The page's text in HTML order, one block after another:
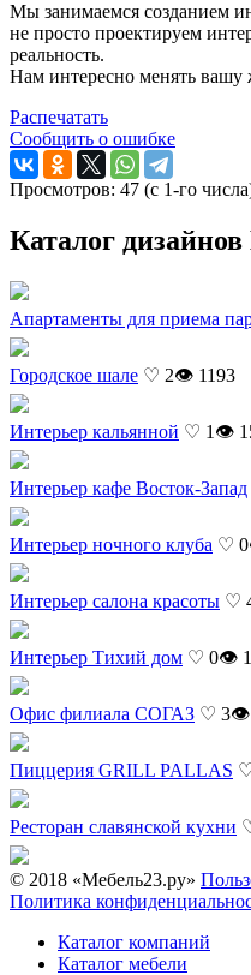
Мы занимаемся созданием
не просто проектируем
реальность.
Нам интересно менять вашу
Распечатать
Сообщить о ошибке
Просмотров: 47 (с 1-го
Каталог
Апартаменты для приема
Городское шале ♡ 2👁 1193
Интерьер кальянной ♡ 1 👁
Интерьер кафе Восток-Запад
Интерьер ночного клуба ♡ 0
Интерьер салона красоты ♡
Интерьер Тихий дом ♡ 0👁
Офис филиала СОГАЗ ♡ 3👁
Пиццерия GRILL PALLAS
Ресторан славянской кухни
© 2018 «Мебель23.ру»
Политика
Каталог компаний
Каталог мебели